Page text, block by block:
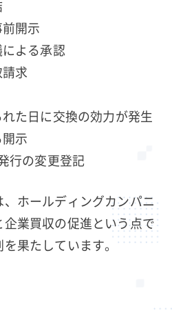
開示
よる承認
求
た日に交換の効力が発生
示
行の変更登記
ホールディングカンパニ
業買収の促進という点で
果たしています。